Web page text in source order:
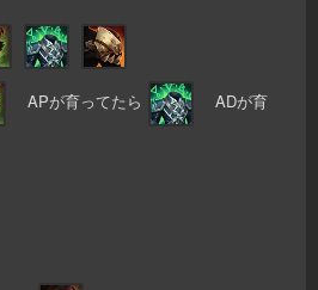
APが育ってたら ADが育